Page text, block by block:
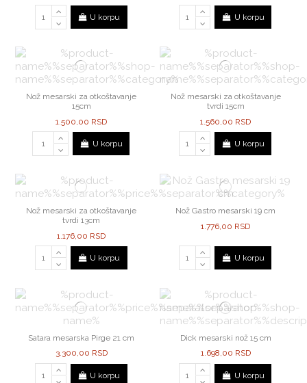
U korpu U korpu
Nož mesarski za otkoštavanje
15cm
1.500,00 RSD
U korpu
Nož mesarski za otkoštavanje
tvrdi 15cm
1.560,00 RSD
U korpu
Nož mesarski za otkoštavanje
tvrdi 13cm
1.176,00 RSD
U korpu
Nož Gastro mesarski 19 cm
1.776,00 RSD
U korpu
Satara mesarska Pirge 21 cm
3.300,00 RSD
U korpu
Dick mesarski nož 15 cm
1.698,00 RSD
U korpu